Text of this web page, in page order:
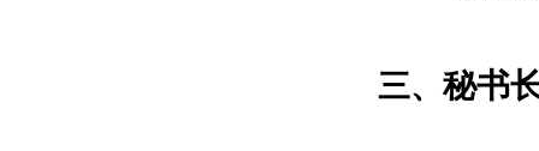
三、 秘书